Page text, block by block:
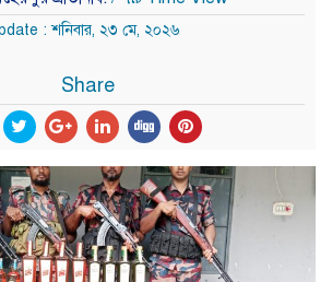
: শনিবার, ২৩ মে, ২০২৬
Share